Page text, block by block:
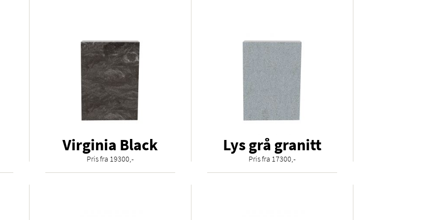
Virginia Black
Pris fra 19300,-
Lys grå granitt
Pris fra 17300,-